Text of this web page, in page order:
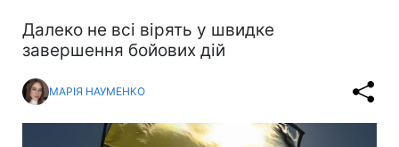
Далеко не всі вірять у швидке
завершення бойових дій
МАРІЯ НАУМЕНКО